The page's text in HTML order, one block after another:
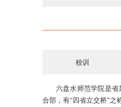
校训
六盘水师范学院是省
合部，有“四省立交桥”之